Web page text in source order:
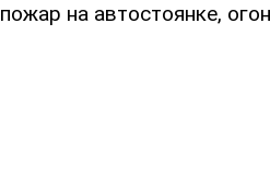
пожар на автостоянке,